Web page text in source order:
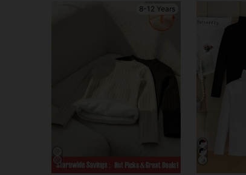
8-12 Years